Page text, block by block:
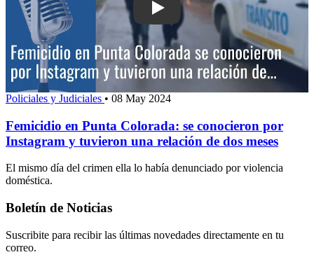
Play: Femicidio en Punta Colorada:
Policiales y Judiciales • 08 May 2024
Femicidio en Punta Colorada: se conocieron por
Instagram y tuvieron una relación de dos meses
El mismo día del crimen ella lo había denunciado por violencia
doméstica.
Boletín de Noticias
Suscribite para recibir las últimas novedades directamente en tu
correo.